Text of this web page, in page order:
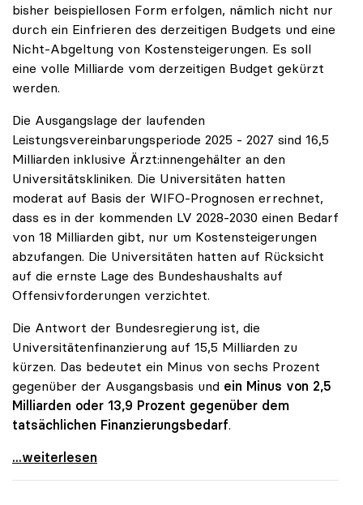
bisher beispiellosen Form erfolgen, nämlich nicht nur
durch ein Einfrieren des derzeitigen Budgets und eine
Nicht-Abgeltung von Kostensteigerungen. Es soll
eine volle Milliarde vom derzeitigen Budget gekürzt
werden.
Die Ausgangslage der laufenden
Leistungsvereinbarungsperiode 2025 - 2027 sind 16,5
Milliarden inklusive Ärzt:innengehälter an den
Universitätskliniken. Die Universitäten hatten
moderat auf Basis der WIFO-Prognosen errechnet,
dass es in der kommenden LV 2028-2030 einen Bedarf
von 18 Milliarden gibt, nur um Kostensteigerungen
abzufangen. Die Universitäten hatten auf Rücksicht
auf die ernste Lage des Bundeshaushalts auf
Offensivforderungen verzichtet.
Die Antwort der Bundesregierung ist, die
Universitätenfinanzierung auf 15,5 Milliarden zu
kürzen. Das bedeutet ein Minus von sechs Prozent
gegenüber der Ausgangsbasis und ein Minus von 2,5
Milliarden oder 13,9 Prozent gegenüber dem
tatsächlichen Finanzierungsbedarf.
\"Österreich ist für die heimischen Universitäten
...weiterlesen